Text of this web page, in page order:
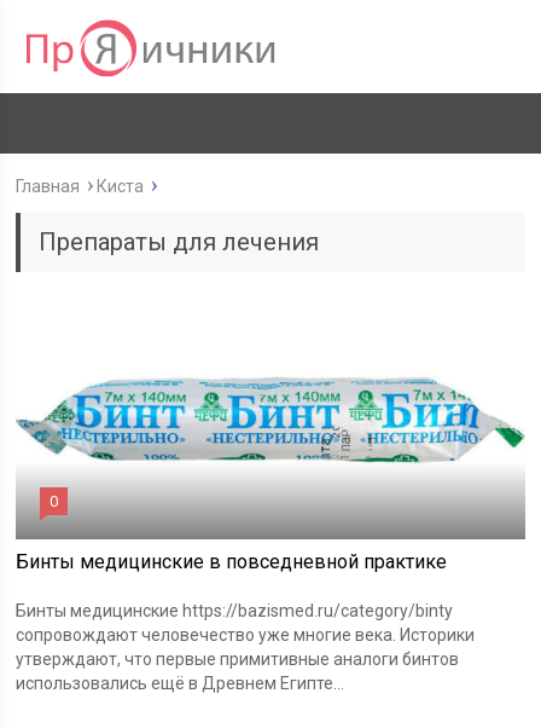
Главная Киста
Препараты для лечения
0
Бинты медицинские в повседневной практике
Бинты медицинские https://bazismed.ru/category/binty
сопровождают человечество уже многие века. Историки
утверждают, что первые примитивные аналоги бинтов
использовались ещё в Древнем Египте...